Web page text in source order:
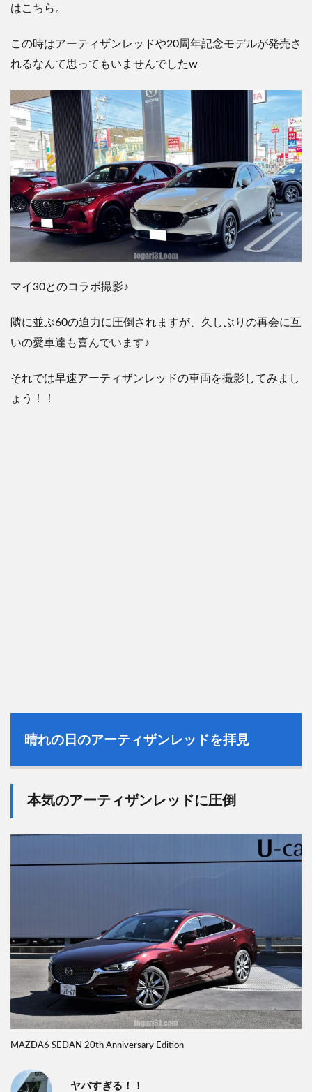
はこちら。
この時はアーティザンレッドや20周年記念モデルが発売さ
れるなんて思ってもいませんでしたw
マイ30とのコラボ撮影♪
隣に並ぶ60の迫力に圧倒されますが、久しぶりの再会に互
いの愛車達も喜んでいます♪
それでは早速アーティザンレッドの車両を撮影してみまし
ょう！！
晴れの日のアーティザンレッドを拝見
本気のアーティザンレッドに圧倒
MAZDA6 SEDAN 20th Anniversary Edition
ヤバすぎる！！